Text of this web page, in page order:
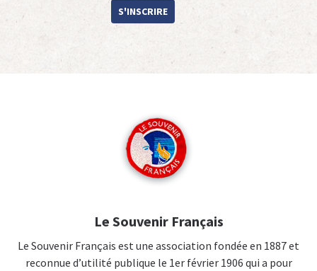
S'INSCRIRE
Le Souvenir Français
Le Souvenir Français est une association fondée en 1887 et
reconnue d’utilité publique le 1er février 1906 qui a pour